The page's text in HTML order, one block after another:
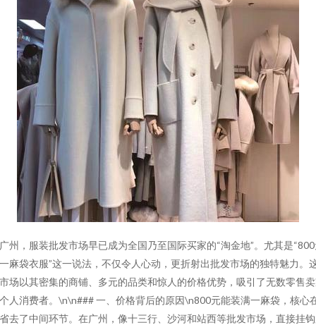
州，服装批发市场早已成为全国乃至国际买家的“淘金地”。尤其是
麻袋衣服”这一说法，不仅令人心动，更折射出批发市场的独特魅力。
场以其密集的商铺、多元的品类和惊人的价格优势，吸引了无数零售
人消费者。\n\n### 一、价格背后的原因\n800元能装满一麻袋，核心
去了中间环节。在广州，像十三行、沙河和站西等批发市场，直接挂